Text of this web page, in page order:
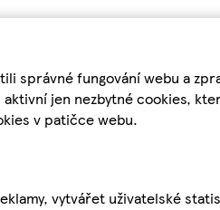
správné fungování webu a
jen nezbytné cookies,
v patičce webu.
vytvářet uživatelské